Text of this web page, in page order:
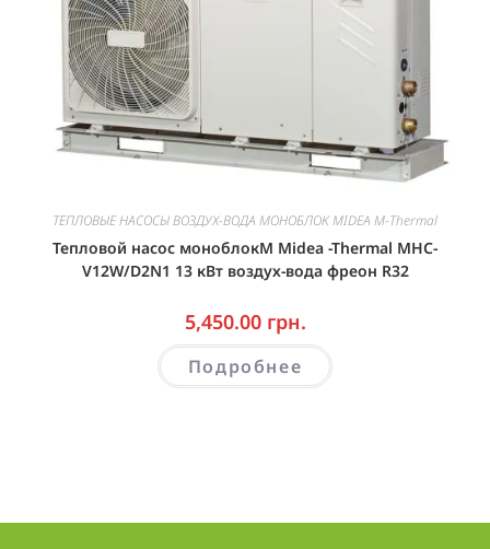
ТЕПЛОВЫЕ НАСОСЫ ВОЗДУХ-ВОДА МОНОБЛОК MIDEA M-Thermal
Тепловой насос моноблокM Midea -Thermal MHC-
V12W/D2N1 13 кВт воздух-вода фреон R32
5,450.00 грн.
Подробнее